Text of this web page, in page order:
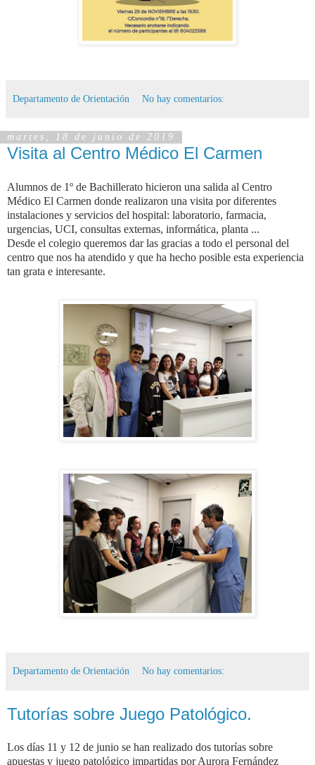
Departamento de Orientación No hay comentarios:
martes, 18 de junio de 2019
Visita al Centro Médico El Carmen
Alumnos de 1º de Bachillerato hicieron una salida al Centro
Médico El Carmen donde realizaron una visita por diferentes
instalaciones y servicios del hospital: laboratorio, farmacia,
urgencias, UCI, consultas externas, informática, planta ...
Desde el colegio queremos dar las gracias a todo el personal del
centro que nos ha atendido y que ha hecho posible esta experiencia
tan grata e interesante.
Departamento de Orientación No hay comentarios:
Tutorías sobre Juego Patológico.
Los días 11 y 12 de junio se han realizado dos tutorías sobre
apuestas y juego patológico impartidas por Aurora Fernández